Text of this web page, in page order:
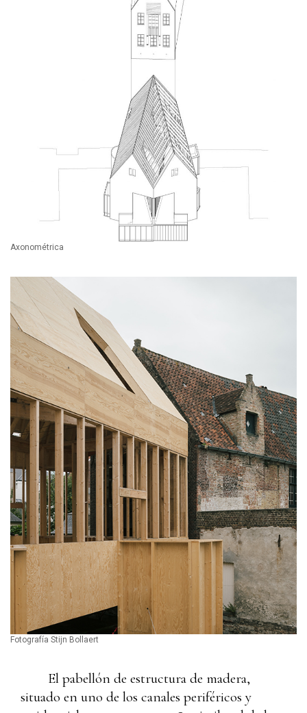
Axonométrica
Fotografía Stijn Bollaert
El pabellón de estructura de madera,
situado en uno de los canales periféricos y